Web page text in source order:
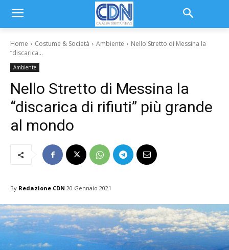
Home Costume & Società Ambiente
Nello Stretto di Messina la
“discarica...
Ambiente
Nello Stretto di Messina la
“discarica di rifiuti” più grande
al mondo
By Redazione CDN 20 Gennaio 2021